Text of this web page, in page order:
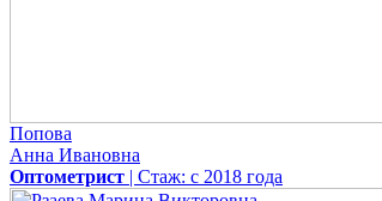
Попова
Анна Ивановна
Оптометрист | Стаж: с 2018 года